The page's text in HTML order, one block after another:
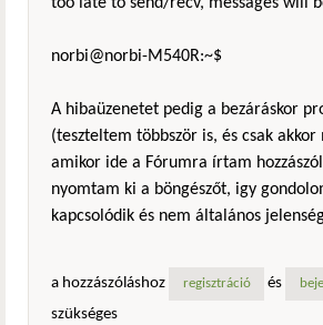
norbi@norbi-M540R:~$
A hibaüzenetet pedig a bezáráskor
(teszteltem többször is, és csak
amikor ide a Fórumra írtam
nyomtam ki a böngészőt, igy
kapcsolódik és nem általános
a hozzászóláshoz regisztráció és
szükséges